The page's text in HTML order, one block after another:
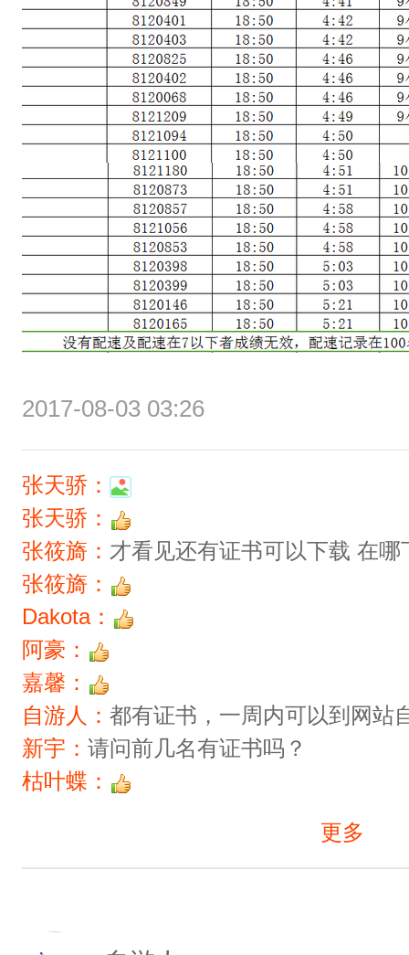
2017-08-03 03:26
张天骄：
张天骄：
张筱旖： 才看见还有证书可以下载 在
张筱旖：
Dakota：
阿豪：
嘉馨：
自游人： 都有证书，一周内可以到网站
新宇： 请问前几名有证书吗？
枯叶蝶：
更多